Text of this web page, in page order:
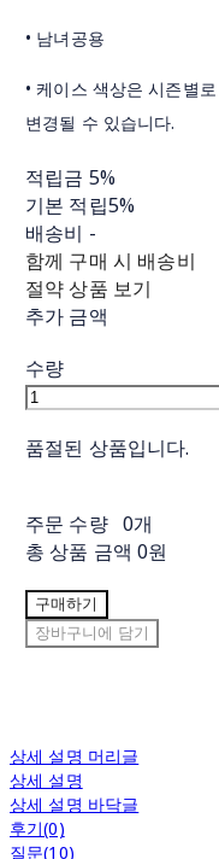
• 남녀공용
• 케이스 색상은 시즌별로
변경될 수 있습니다.
적립금 5%
기본 적립5%
배송비 -
함께 구매 시 배송비
절약 상품 보기
추가 금액
수량
품절된 상품입니다.
주문 수량 0개
총 상품 금액 0원
구매하기
장바구니에 담기
상세 설명 머리글
상세 설명
상세 설명 바닥글
후기(0)
질문(10)